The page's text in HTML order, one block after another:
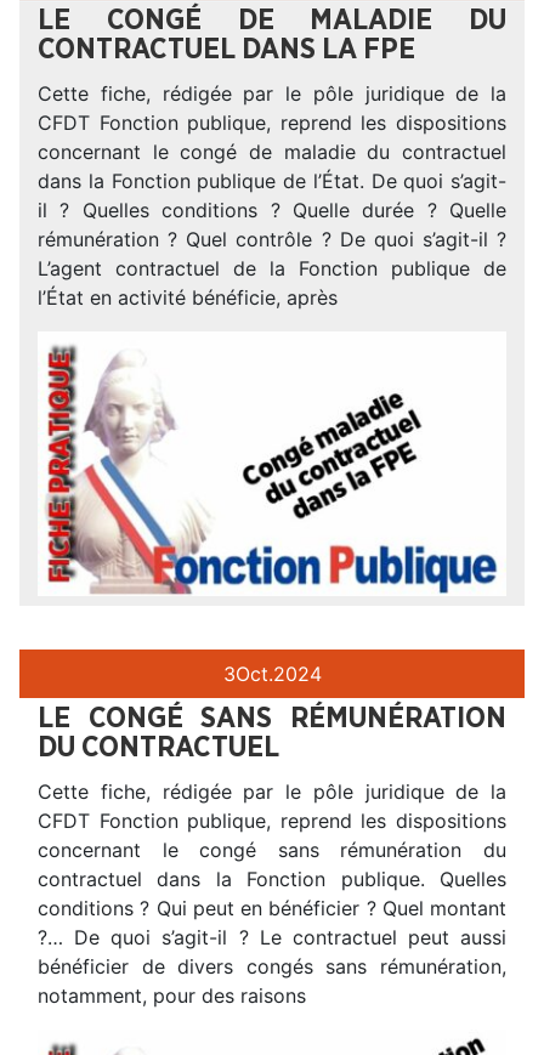
LE CONGÉ DE MALADIE DU
CONTRACTUEL DANS LA FPE
Cette fiche, rédigée par le pôle juridique de la
CFDT Fonction publique, reprend les dispositions
concernant le congé de maladie du contractuel
dans la Fonction publique de l’État. De quoi s’agit-
il ? Quelles conditions ? Quelle durée ? Quelle
rémunération ? Quel contrôle ? De quoi s’agit-il ?
L’agent contractuel de la Fonction publique de
l’État en activité bénéficie, après
3Oct.2024
LE CONGÉ SANS RÉMUNÉRATION
DU CONTRACTUEL
Cette fiche, rédigée par le pôle juridique de la
CFDT Fonction publique, reprend les dispositions
concernant le congé sans rémunération du
contractuel dans la Fonction publique. Quelles
conditions ? Qui peut en bénéficier ? Quel montant
?… De quoi s’agit-il ? Le contractuel peut aussi
bénéficier de divers congés sans rémunération,
notamment, pour des raisons